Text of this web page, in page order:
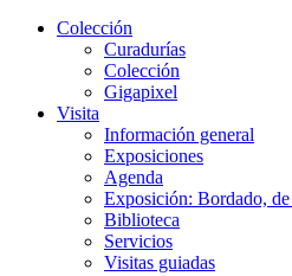
Colección
Curadurías
Colección
Gigapixel
Visita
Información general
Exposiciones
Agenda
Exposición: Bordado,
Biblioteca
Servicios
Visitas guiadas